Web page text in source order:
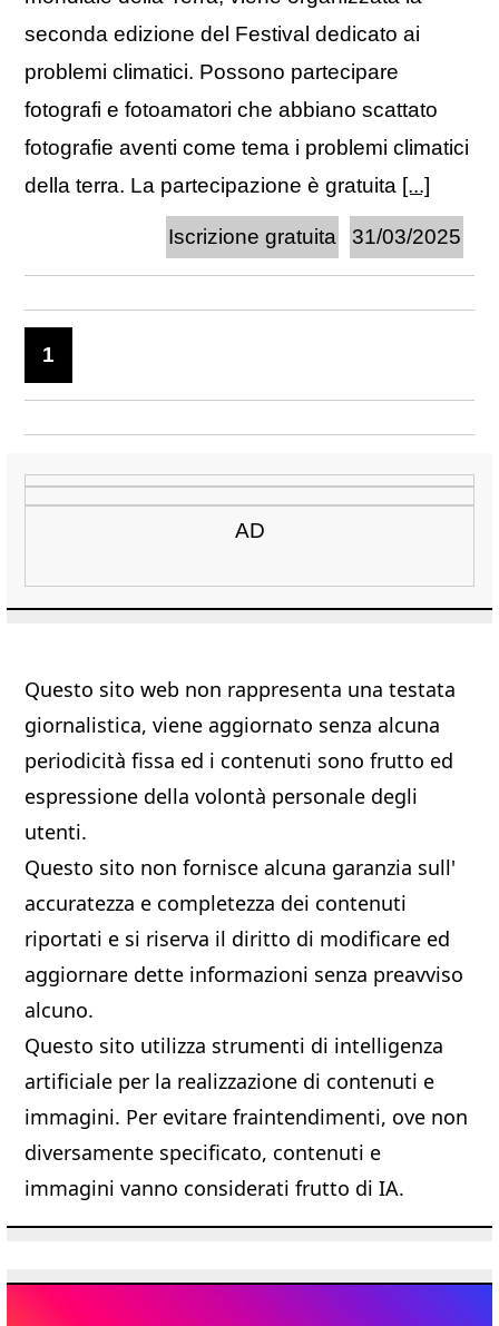
seconda edizione del Festival dedicato ai
problemi climatici. Possono partecipare
fotografi e fotoamatori che abbiano scattato
fotografie aventi come tema i problemi climatici
della terra. La partecipazione è gratuita [...]
31/03/2025
Iscrizione gratuita
1
AD
Questo sito web non rappresenta una testata
giornalistica, viene aggiornato senza alcuna
periodicità fissa ed i contenuti sono frutto ed
espressione della volontà personale degli
utenti.
Questo sito non fornisce alcuna garanzia sull'
accuratezza e completezza dei contenuti
riportati e si riserva il diritto di modificare ed
aggiornare dette informazioni senza preavviso
alcuno.
Questo sito utilizza strumenti di intelligenza
artificiale per la realizzazione di contenuti e
immagini. Per evitare fraintendimenti, ove non
diversamente specificato, contenuti e
immagini vanno considerati frutto di IA.